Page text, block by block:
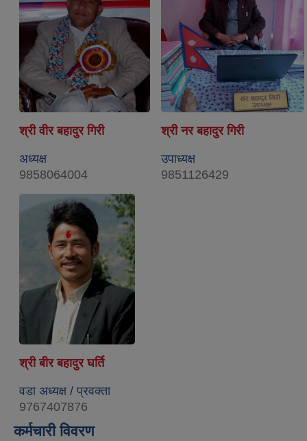
श्री वीर बहादुर गिरी
अध्यक्ष
9858064004
श्री नर बहादुर गिरी
उपाध्यक्ष
9851126429
श्री बीर बहादुर घर्ति
वडा अध्यक्ष / प्रवक्ता
9767407876
कर्मचारी विवरण